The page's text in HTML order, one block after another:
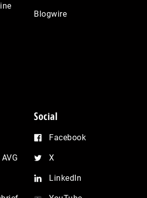
Blogwire
Social
Facebook
X
LinkedIn